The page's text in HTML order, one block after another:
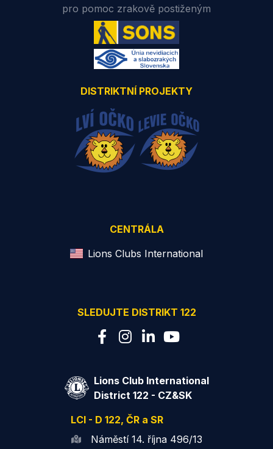
pro pomoc zrakově postiženým
DISTRIKTNÍ PROJEKTY
CENTRÁLA
Lions Clubs International
SLEDUJTE DISTRIKT 122
Lions Club International
District 122 - CZ&SK
LCI - D 122, ČR a SR
Náměstí 14. října 496/13